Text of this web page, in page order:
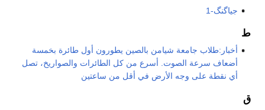
جياگنگ-1
ط
أخبار:طلاب جامعة شيامن بالصين يطورون أول طائرة بخمسة
أضعاف سرعة الصوت. أسرع من كل الطائرات والصواريخ، تصل
أي نقطة على وجه الأرض في أقل من ساعتين
ق